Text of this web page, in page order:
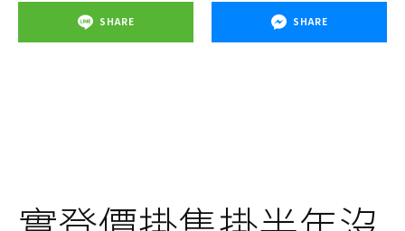
SHARE SHARE